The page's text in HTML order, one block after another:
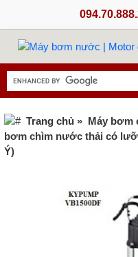
Trang chủ » Máy bơm
bơm chìm nước thải có
Ý)